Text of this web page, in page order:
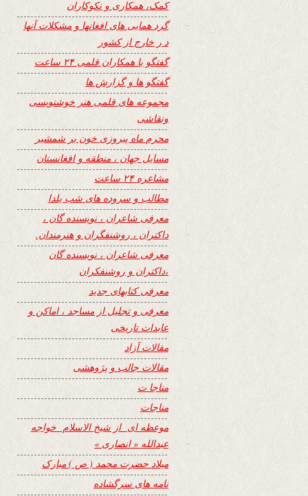
کمک، همکاری و نکوکاران
گرد همایی های افغانها و مشکلات آنها
د ر خارج از کشور
گفتگو با همکاران قلمی ۲۴ ساعت
گفتگو ها و گزارش ها
مجموعه های قلمی هنر خوشنویسی
ونقاشی
محرم ماه پیروزی خون بر شمشیر
مسایل جهان ، منطقه و افغانستان
مشاعره ۲۴ ساعت
مطالب و سروده های شب یلدا
معرفی شاعران ، نویسنده گان ،
داکتران ، روشنفگران و هنرمندان.
معرفی شاعران ، نویسنده گان
،داکتران و روشنفکران
معرفی کتابهای جدید
معرفی و تجلیل از مساجد ، اماکن و
عابدات تاریخی
مقالات آزاد
مقالات جالب و پژوهشی
مناجا ت
مناجات
موعظه ای از شیخ الاسلام خواجه
عبدالله « انصاری »
میلاد حضرت محمد ( ص ) مبارک
نامه های سرگشاده